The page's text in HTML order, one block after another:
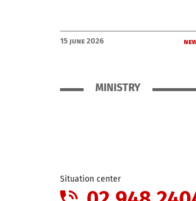
15 June 2026
MINISTRY
Situation center